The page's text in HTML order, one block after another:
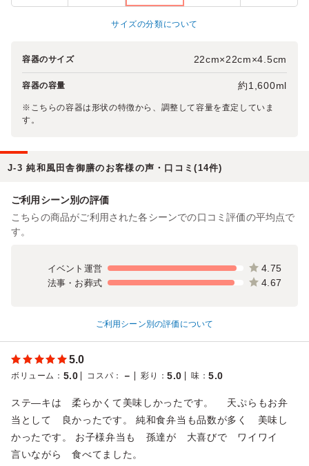
サイズの分類について
容器のサイズ 22cm×22cm×4.5cm
容器の容量 約1,600ml
※こちらの容器は形状の特徴から、調整して容量を査定していま
す。
J-3 純和風田舎御膳のお客様の声・口コミ(14件)
ご利用シーン別の評価
こちらの商品がご利用された各シーンでの口コミ評価の平均点で
す。
イベント運営 4.75
法事・お葬式 4.67
ご利用シーン別の評価について
5.0
ボリューム ： 5.0 コスパ ： － 彩り ：5.0 味 ：5.0
ステ―キは 柔らかくて美味しかったです。 天ぷらもお弁
当として 良かったです。 純和食弁当も品数が多く 美味し
かったです。 お子様弁当も 孫達が 大喜びで ワイワイ
言いながら 食べてました。